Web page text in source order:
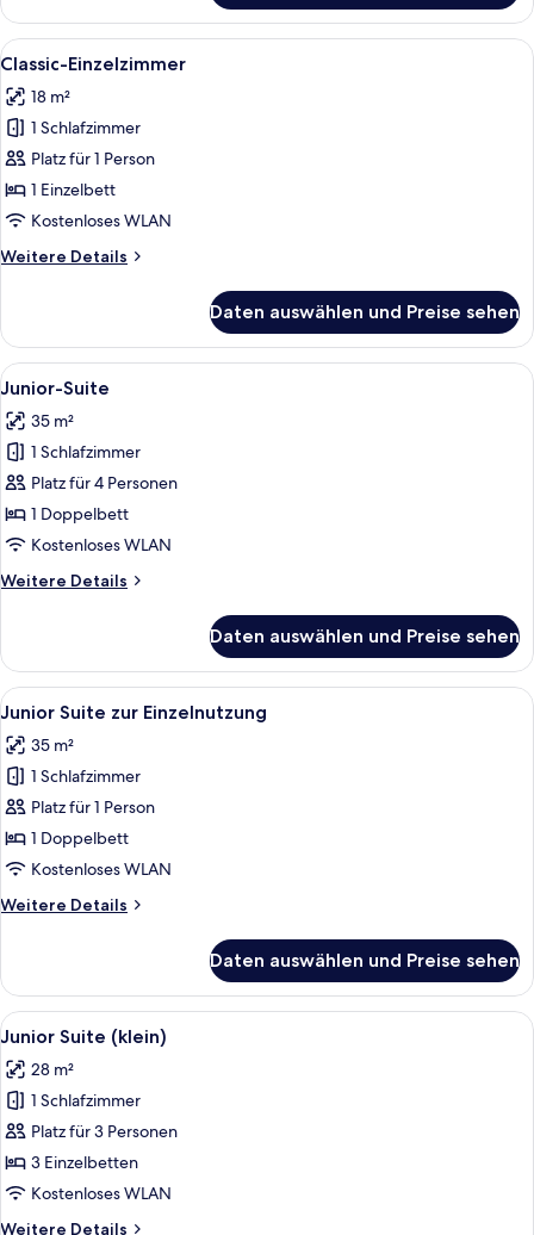
Doppelzimmer
zur
Einzelnutzung
Alle
Fotos
für
Classic-
Einzelzimmer
anzeigen
Ein Hotelzimmer mit einem Bett,
4
Classic-Einzelzimmer
18 m²
1 Schlafzimmer
Platz für 1 Person
1 Einzelbett
Kostenloses WLAN
Weitere Details
Weitere
Einzelzimmer
Daten auswählen und Preise sehen
Alle
Fotos
für
Junior-
Suite
anzeigen
Eine moderne Loftwohnung mit
5
Junior-Suite
35 m²
1 Schlafzimmer
Platz für 4 Personen
1 Doppelbett
Kostenloses WLAN
Weitere Details
Weitere
Suite
Daten auswählen und Preise sehen
Alle
Fotos
für
Junior
Suite
zur
Einzelnutzung
Eine moderne Loftwohnung mit
4
Junior Suite zur Einzelnutzung
35 m²
1 Schlafzimmer
Platz für 1 Person
1 Doppelbett
Kostenloses WLAN
Weitere Details
Weitere
Suite
zur
Einzelnutzung
Daten auswählen und Preise sehen
Alle
Fotos
für
Junior
Suite
(klein)
anzeigen
Ein Hotelzimmer mit einem großen
4
Junior Suite (klein)
28 m²
1 Schlafzimmer
Platz für 3 Personen
3 Einzelbetten
Kostenloses WLAN
Weitere Details
Weitere